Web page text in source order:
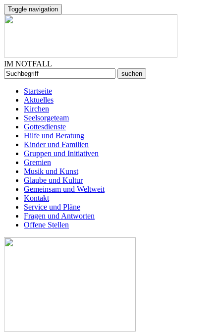
Toggle navigation
IM NOTFALL
Startseite
Aktuelles
Kirchen
Seelsorgeteam
Gottesdienste
Hilfe und Beratung
Kinder und Familien
Gruppen und Initiativen
Gremien
Musik und Kunst
Glaube und Kultur
Gemeinsam und Weltweit
Kontakt
Service und Pläne
Fragen und Antworten
Offene Stellen